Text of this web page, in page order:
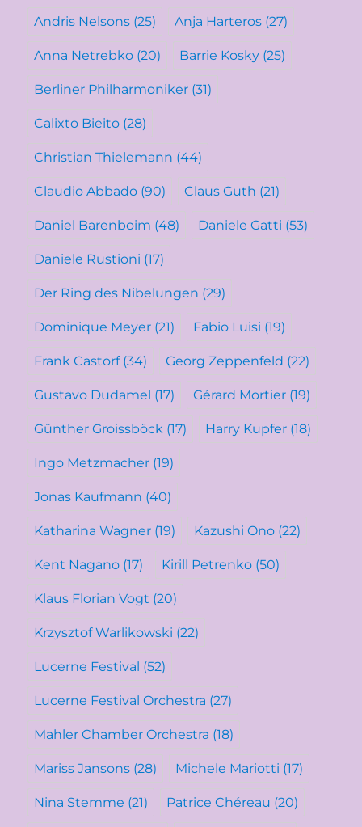
Andris Nelsons (25) Anja Harteros (27)
Anna Netrebko (20) Barrie Kosky (25)
Berliner Philharmoniker (31)
Calixto Bieito (28)
Christian Thielemann (44)
Claudio Abbado (90) Claus Guth (21)
Daniel Barenboim (48) Daniele Gatti (53)
Daniele Rustioni (17)
Der Ring des Nibelungen (29)
Dominique Meyer (21) Fabio Luisi (19)
Frank Castorf(34) Georg Zeppenfeld (22)
Gustavo Dudamel (17) Gérard Mortier (19)
Günther Groissböck (17) Harry Kupfer (18)
Ingo Metzmacher (19)
Jonas Kaufmann (40)
Katharina Wagner (19) Kazushi Ono (22)
Kent Nagano (17) Kirill Petrenko (50)
Klaus Florian Vogt (20)
Krzysztof Warlikowski (22)
Lucerne Festival (52)
Lucerne Festival Orchestra (27)
Mahler Chamber Orchestra (18)
Mariss Jansons (28) Michele Mariotti (17)
Nina Stemme (21) Patrice Chéreau (20)